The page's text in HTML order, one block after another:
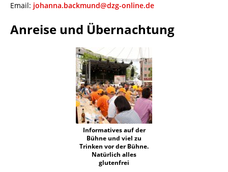
Email: johanna.backmund@dzg-online.de
Anreise und Übernachtung
Informatives auf der
Bühne und viel zu
Trinken vor der Bühne.
Natürlich alles
glutenfrei